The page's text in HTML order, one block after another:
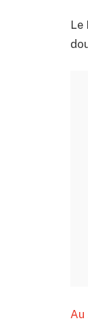
Le
Au